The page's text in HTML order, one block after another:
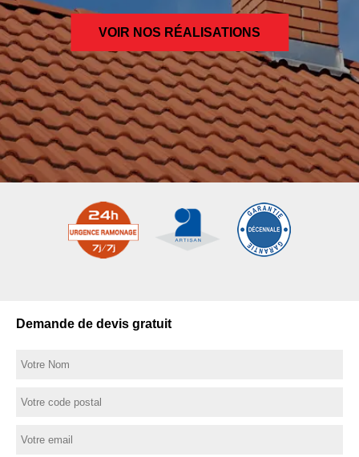
VOIR NOS RÉALISATIONS
Demande de devis gratuit